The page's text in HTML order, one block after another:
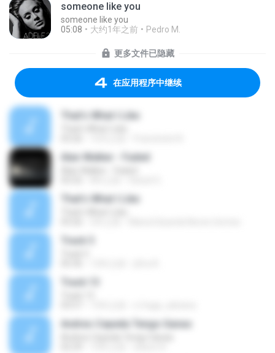
someone like you
someone like you
05:08
大约1年之前 Pedro M.
更多文件已隐藏
在应用程序中继续
That's What I Like
Alan Walker - Faded
That's What I Like
Track 5
Track 13
Andres Cepeda Tengo Ganas